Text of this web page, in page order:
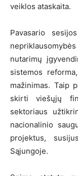
veiklos ataskaita.
Pavasario
nutarimų
sistemos
mažinimas. Taip
skirti viešųjų
sektoriaus
nacionalinio
projektus,
Sąjungoje.